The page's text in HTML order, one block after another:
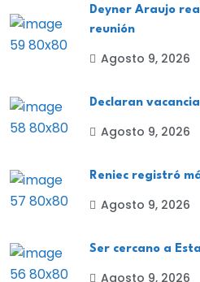
Deyner Araujo
reunión
Agosto 9, 2026
Declaran
Agosto 9, 2026
Reniec registró
Agosto 9, 2026
Ser cercano a
Agosto 9, 2026